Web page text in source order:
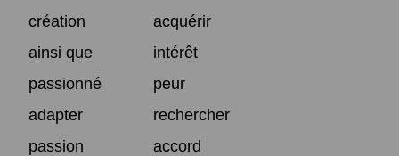
création
acquérir
ainsi que
intérêt
passionné
peur
adapter
rechercher
passion
accord